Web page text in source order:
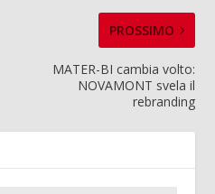
PROSSIMO
MATER-BI cambia volto:
NOVAMONT svela il
rebranding